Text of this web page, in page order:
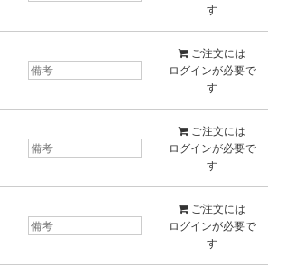
す
ご注文には
ログインが必要で
す
ご注文には
ログインが必要で
す
ご注文には
ログインが必要で
す